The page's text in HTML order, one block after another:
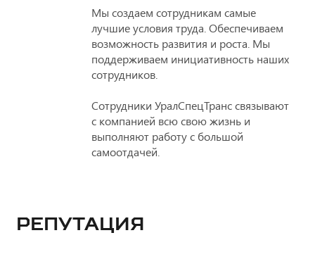
Мы создаем сотрудникам самые
лучшие условия труда. Обеспечиваем
возможность развития и роста. Мы
поддерживаем инициативность наших
сотрудников.
Сотрудники УралСпецТранс связывают
с компанией всю свою жизнь и
выполняют работу с большой
самоотдачей.
РЕПУТАЦИЯ